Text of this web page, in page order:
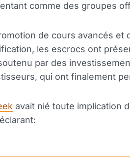
comme des groupes
de cours avancés et
les escrocs ont
par des
qui ont finalement
avait nié toute implication